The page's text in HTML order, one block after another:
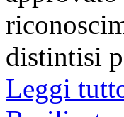
distintisi
Leggi